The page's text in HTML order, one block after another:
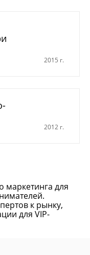
2015 г.
2012 г.
маркетинга для
к рынку,
для VIP-